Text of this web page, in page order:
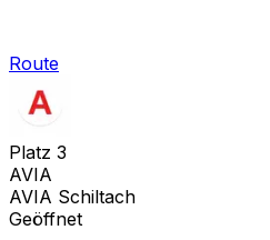
Route
Platz 3
AVIA
AVIA Schiltach
Geöffnet